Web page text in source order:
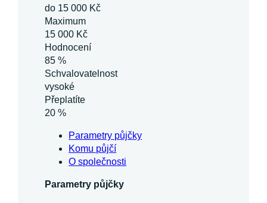
do 15 000 Kč
Maximum
15 000 Kč
Hodnocení
85 %
Schvalovatelnost
vysoké
Přeplatíte
20 %
Parametry půjčky
Komu půjčí
O společnosti
Parametry půjčky